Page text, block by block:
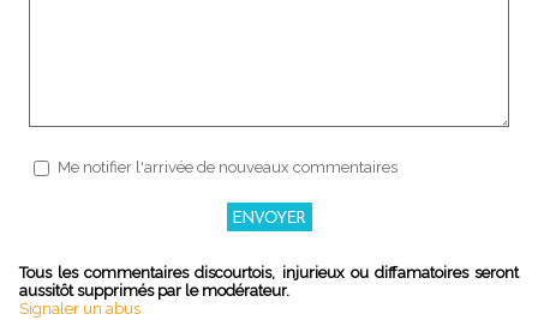
Me notifier l'arrivée de nouveaux commentaires
Tous les commentaires discourtois, injurieux ou diffamatoires seront
aussitôt supprimés par le modérateur.
Signaler un abus